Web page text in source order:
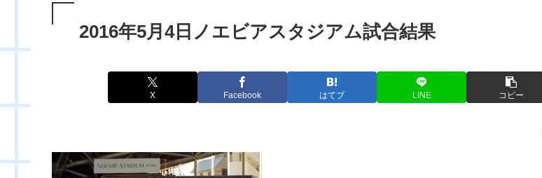
2016年5月4日ノエビアスタジアム試合結果
X Facebook はてブ LINE コピー